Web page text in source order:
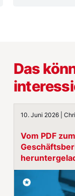
Das
Vom PDF
10. Juni 2026 |
Vom PDF